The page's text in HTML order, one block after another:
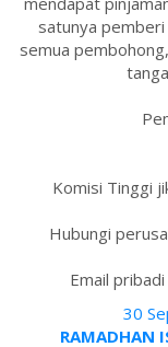
satunya
semua
Komisi Tinggi
Hubungi
Email
30
RAMADHAN